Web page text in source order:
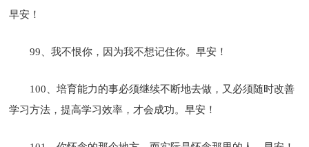
早安！
99、我不恨你，因为我不想记住你。早安！
100、培育能力的事必须继续不断地去做，又必须随时改善
学习方法，提高学习效率，才会成功。早安！